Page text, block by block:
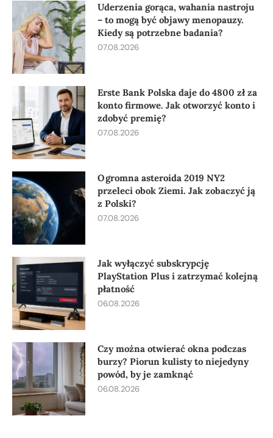
Uderzenia gorąca, wahania nastroju
– to mogą być objawy menopauzy.
Kiedy są potrzebne badania?
07.08.2026
Erste Bank Polska daje do 4800 zł za
konto firmowe. Jak otworzyć konto i
zdobyć premię?
07.08.2026
Ogromna asteroida 2019 NY2
przeleci obok Ziemi. Jak zobaczyć ją
z Polski?
07.08.2026
Jak wyłączyć subskrypcję
PlayStation Plus i zatrzymać kolejną
płatność
06.08.2026
Czy można otwierać okna podczas
burzy? Piorun kulisty to niejedyny
powód, by je zamknąć
06.08.2026